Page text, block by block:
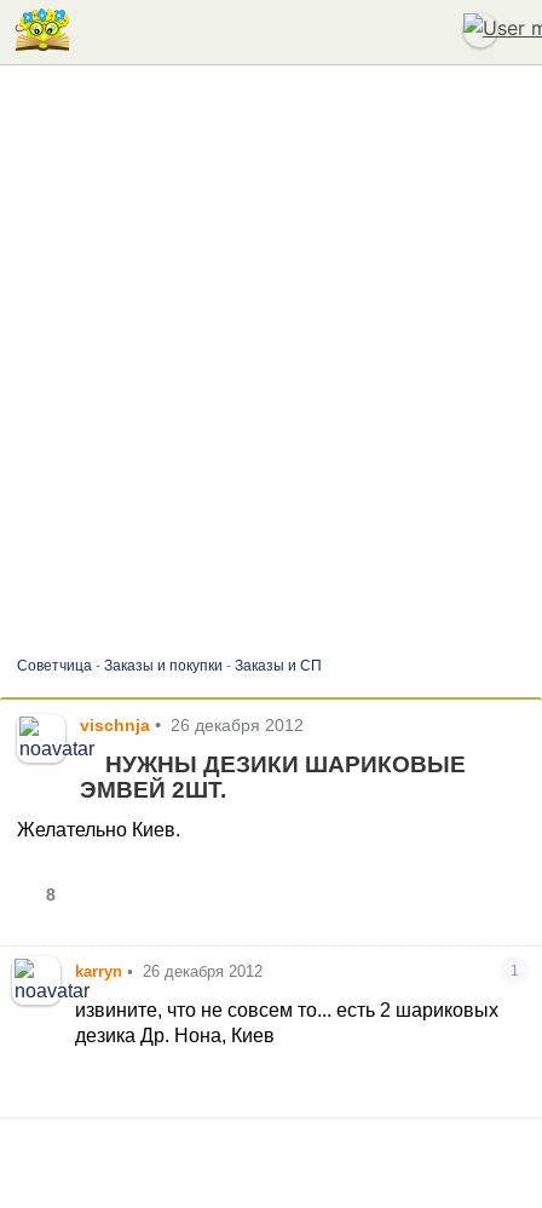
Советчица- Заказы и покупки - Заказы и СП
vischnja • 26 декабря 2012
НУЖНЫ ДЕЗИКИ ШАРИКОВЫЕ
ЭМВЕЙ 2ШТ.
Желательно Киев.
8
karryn • 26 декабря 2012 1
извините, что не совсем то... есть 2 шариковых
дезика Др. Нона, Киев